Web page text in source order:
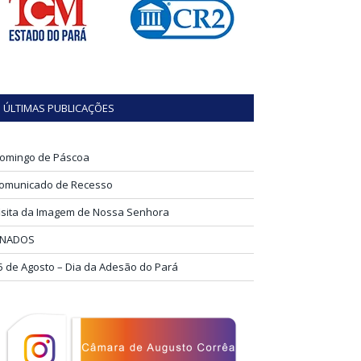
ÚLTIMAS PUBLICAÇÕES
de Páscoa
de Recesso
da Imagem de Nossa Senhora
de Agosto – Dia da Adesão do Pará